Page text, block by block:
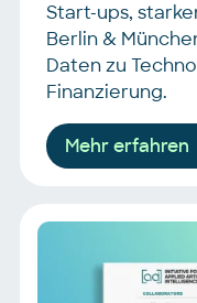
Start-ups,
Berlin &
Daten zu
Finanzierung.
Mehr erfahren